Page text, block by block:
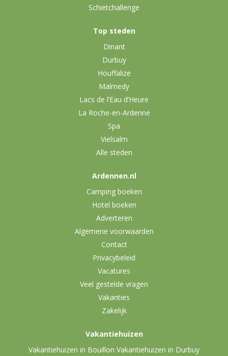
Schietchallenge
Top steden
Dinant
Durbuy
Houffalize
Malmedy
Lacs de l’Eau d’Heure
La Roche-en-Ardenne
Spa
Vielsalm
Alle steden
Ardennen.nl
Camping boeken
Hotel boeken
Adverteren
Algemene voorwaarden
Contact
Privacybeleid
Vacatures
Veel gestelde vragen
Vakanties
Zakelijk
Vakantiehuizen
Vakantiehuizen in Bouillon Vakantiehuizen in Durbuy